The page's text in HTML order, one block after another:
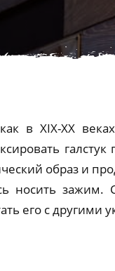
в XIX-XX
галстук
образ и
носить
его с другими